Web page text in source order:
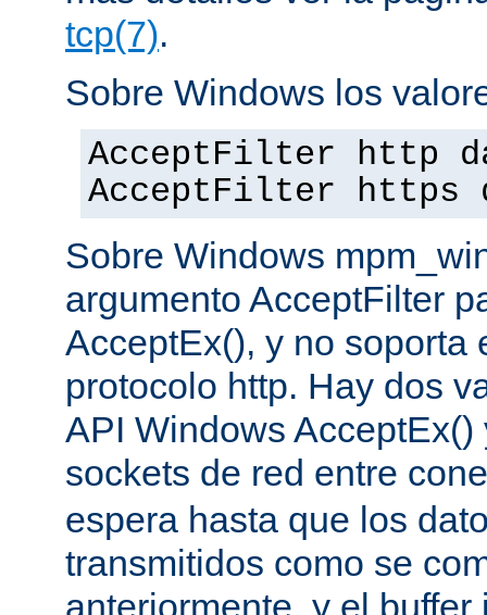
tcp(7).
Sobre Windows los
AcceptFilter http
AcceptFilter https
Sobre Windows
argumento AcceptFilter
AcceptEx(), y no soporta
protocolo http. Hay dos
API Windows
sockets de red entre
espera hasta que los
transmitidos como se
anteriormente, y el